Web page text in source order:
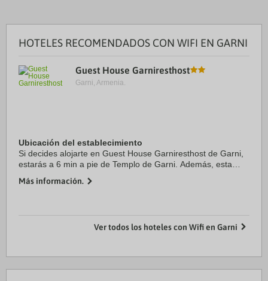
HOTELES RECOMENDADOS CON WIFI EN GARNI
Guest House Garniresthost
Garni, Armenia.
Ubicación del establecimiento
Si decides alojarte en Guest House Garniresthost de Garni,
estarás a 6 min a pie de Templo de Garni. Además, esta
Geghard y a 22,9 km de Jardín ...
Más información.
Ver todos los hoteles con Wifi en Garni